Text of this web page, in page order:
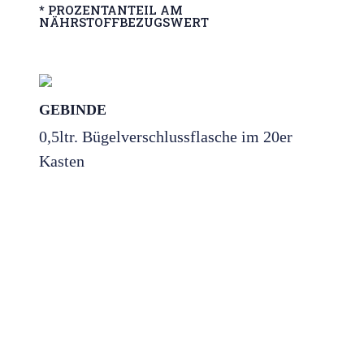
* PROZENTANTEIL AM
NÄHRSTOFFBEZUGSWERT
GEBINDE
0,5ltr. Bügelverschlussflasche im 20er
Kasten